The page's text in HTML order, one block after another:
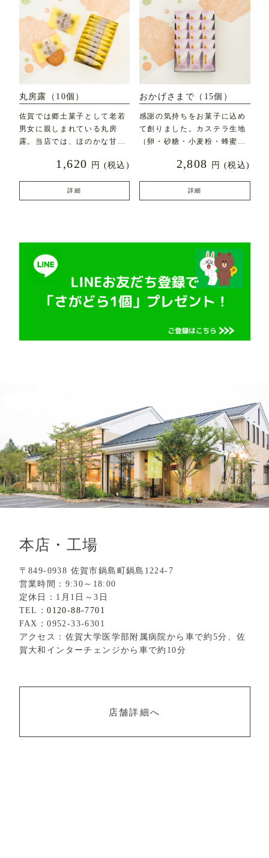
丸房露（10個）
佐賀では郷土菓子として老若
男女に親しまれている丸房
露。当店では、ほのかな甘み
1,620 円 (税込)
詳細
おかげさまで（15個）
感謝の気持ちをお菓子に込め
て創りました。カステラ生地
（卵・砂糖・小麦粉・蜂蜜な
2,808 円 (税込)
詳細
本店・工場
〒849-0938 佐賀市鍋島町鍋島1224-7
営業時間：9:30～18:00
定休日：1月1日～3日
TEL：0120-88-7701
FAX：0952-33-6301
アクセス：佐賀大学医学部附属病院から車で約5分、佐
賀大和インターチェンジから車で約10分
店舗詳細へ